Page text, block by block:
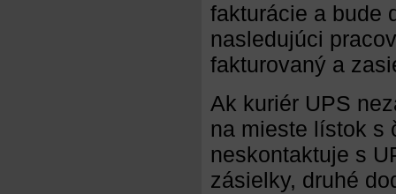
fakturácie a bude
nasledujúci
fakturovaný a
Ak kuriér UPS
na mieste lístok s
neskontaktuje s
zásielky, druhé